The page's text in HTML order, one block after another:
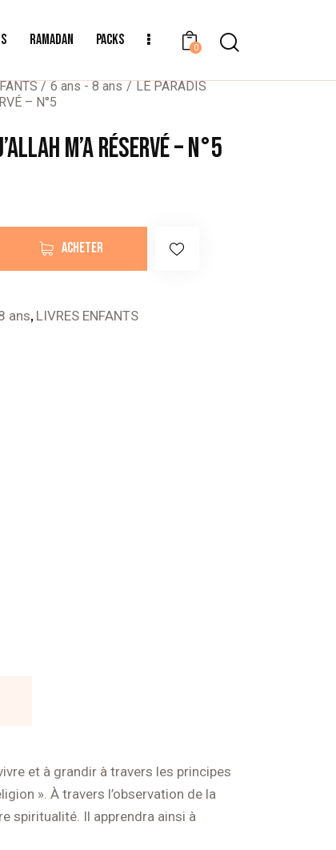
RAMADAN PACKS 0
6 ans - 8 ans
LE PARADIS
– N°5
M’A RÉSERVÉ – N°5
ACHETER
ans, LIVRES ENFANTS
et à grandir à travers les principes
». À travers l’observation de la
spiritualité. Il apprendra ainsi à